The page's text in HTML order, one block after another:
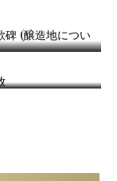
ついて)